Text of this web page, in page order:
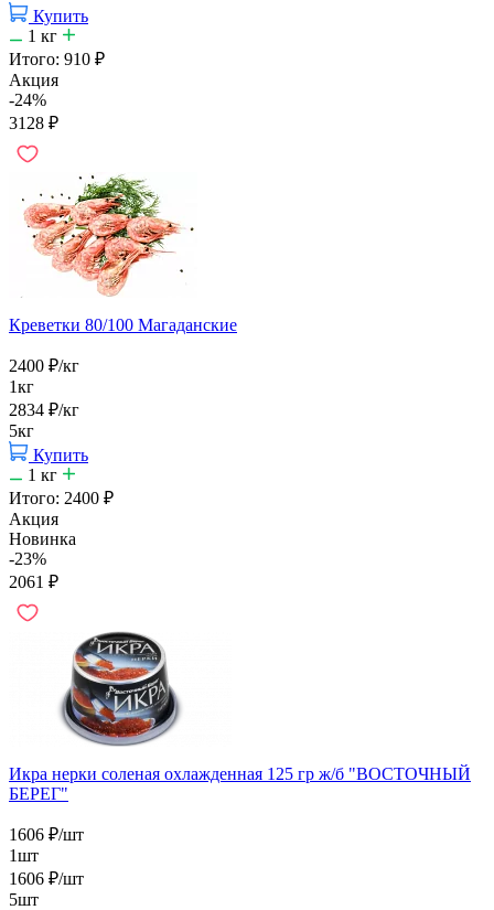
Купить
1 кг
Итого: 910 ₽
Акция
-24%
3128 ₽
Креветки 80/100 Магаданские
2400 ₽/кг
1кг
2834 ₽/кг
5кг
Купить
1 кг
Итого: 2400 ₽
Акция
Новинка
-23%
2061 ₽
Икра нерки соленая охлажденная 125 гр ж/б "ВОСТОЧНЫЙ
БЕРЕГ"
1606 ₽/шт
1шт
1606 ₽/шт
5шт